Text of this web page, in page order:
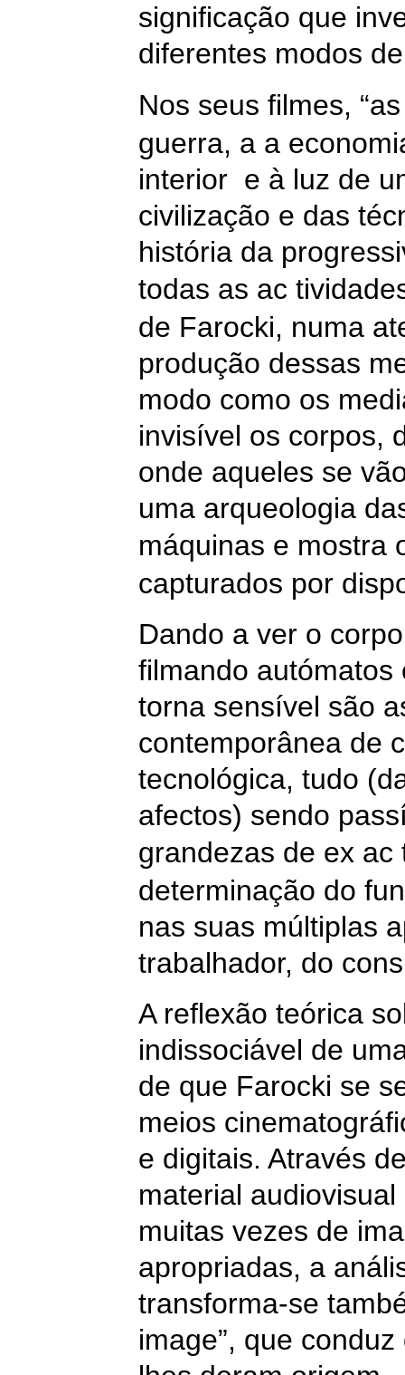
significação que
diferentes modos
Nos seus filmes,
guerra, a a
interior e à luz de
civilização e das
história da
todas as ac
de Farocki, numa
produção dessas
modo como os
invisível os corpos,
onde aqueles se
uma arqueologia
máquinas e mostra
capturados por
Dando a ver o
filmando autómatos
torna sensível são
contemporânea de
tecnológica, tudo
afectos) sendo
grandezas de ex ac
determinação do
nas suas múltiplas
trabalhador, do
A reflexão teórica
indissociável de
de que Farocki se
meios
e digitais. Através
material
muitas vezes de
apropriadas, a
transforma-se
image”, que